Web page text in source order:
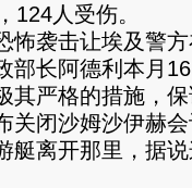
124人受伤。
袭击让埃及警方
部长阿德利本月
其严格的措施，
关闭沙姆沙伊赫
艇离开那里，据